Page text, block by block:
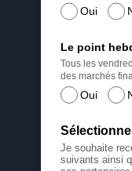
Oui
Oui
Le point
Tous les
des marchés
Je souhaite
suivants ainsi